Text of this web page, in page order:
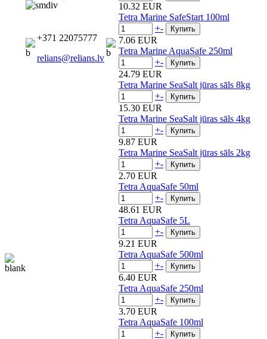
+371 22075777
relians@relians.lv
10.32 EUR
Tetra Marine SafeStart 100ml
+-
7.06 EUR
Tetra Marine AquaSafe 250ml
+-
24.79 EUR
Tetra Marine SeaSalt jūras sāls 8kg
+-
15.30 EUR
Tetra Marine SeaSalt jūras sāls 4kg
+-
9.87 EUR
Tetra Marine SeaSalt jūras sāls 2kg
+-
2.70 EUR
Tetra AquaSafe 50ml
+-
48.61 EUR
Tetra AquaSafe 5L
+-
9.21 EUR
Tetra AquaSafe 500ml
+-
6.40 EUR
Tetra AquaSafe 250ml
+-
3.70 EUR
Tetra AquaSafe 100ml
+-